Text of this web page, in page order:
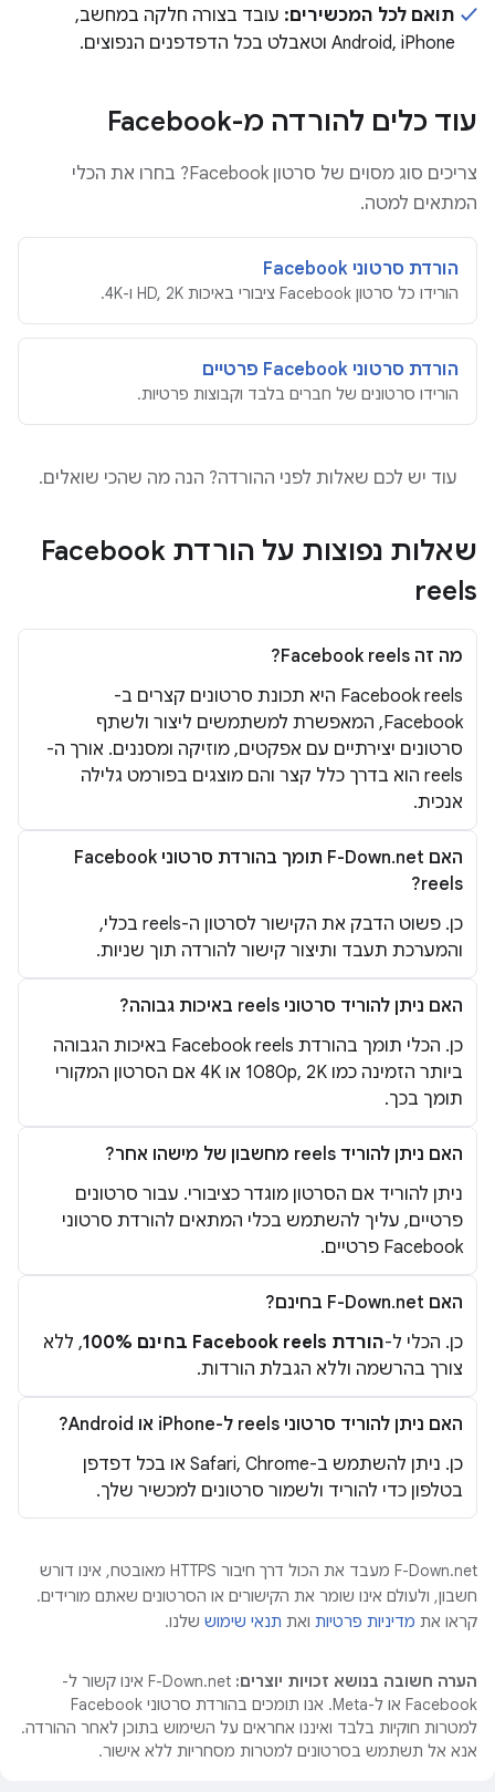
תואם לכל המכשירים: עובד בצורה חלקה במחשב,
Android, iPhone וטאבלט בכל הדפדפנים הנפוצים.
עוד כלים להורדה מ-Facebook
צריכים סוג מסוים של סרטון Facebook? בחרו את הכלי
המתאים למטה.
הורדת סרטוני Facebook
הורידו כל סרטון Facebook ציבורי באיכות HD, 2K ו-4K.
הורדת סרטוני Facebook פרטיים
הורידו סרטונים של חברים בלבד וקבוצות פרטיות.
עוד יש לכם שאלות לפני ההורדה? הנה מה שהכי שואלים.
שאלות נפוצות על הורדת Facebook
reels
מה זה Facebook reels?
Facebook reels היא תכונת סרטונים קצרים ב-
Facebook, המאפשרת למשתמשים ליצור ולשתף
סרטונים יצירתיים עם אפקטים, מוזיקה ומסננים. אורך ה-
reels הוא בדרך כלל קצר והם מוצגים בפורמט גלילה
אנכית.
האם F-Down.net תומך בהורדת סרטוני Facebook
reels?
כן. פשוט הדבק את הקישור לסרטון ה-reels בכלי,
והמערכת תעבד ותיצור קישור להורדה תוך שניות.
האם ניתן להוריד סרטוני reels באיכות גבוהה?
כן. הכלי תומך בהורדת Facebook reels באיכות הגבוהה
ביותר הזמינה כמו 1080p, 2K או 4K אם הסרטון המקורי
תומך בכך.
האם ניתן להוריד reels מחשבון של מישהו אחר?
ניתן להוריד אם הסרטון מוגדר כציבורי. עבור סרטונים
פרטיים, עליך להשתמש בכלי המתאים להורדת סרטוני
Facebook פרטיים.
האם F-Down.net בחינם?
כן. הכלי ל-הורדת Facebook reels בחינם 100%
, ללא
צורך בהרשמה וללא הגבלת הורדות.
האם ניתן להוריד סרטוני reels ל-iPhone או Android?
כן. ניתן להשתמש ב-Safari, Chrome או בכל דפדפן
בטלפון כדי להוריד ולשמור סרטונים למכשיר שלך.
F-Down.net מעבד את הכול דרך חיבור HTTPS מאובטח, אינו דורש
חשבון, ולעולם אינו שומר את הקישורים או הסרטונים שאתם מורידים.
קראו את מדיניות פרטיות ואת תנאי שימוש שלנו.
הערה חשובה בנושא זכויות יוצרים:
F-Down.net אינו קשור ל-
Facebook או ל-Meta. אנו תומכים בהורדת סרטוני Facebook
למטרות חוקיות בלבד ואיננו אחראים על השימוש בתוכן לאחר ההורדה.
אנא אל תשתמש בסרטונים למטרות מסחריות ללא אישור.